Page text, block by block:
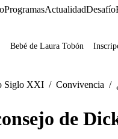
ProgramasActualidadDesafío
Bebé de Laura Tobón
Siglo XXI / Convivencia /
de